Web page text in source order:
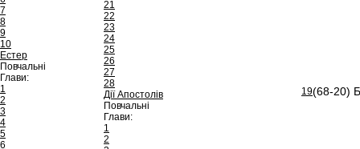
7
8
9
10
Естер
Повчальні
Глави:
1
2
3
4
5
6
21
22
23
24
25
26
27
28
Дії Апостолів
Повчальні
Глави:
1
2
19(68-20)